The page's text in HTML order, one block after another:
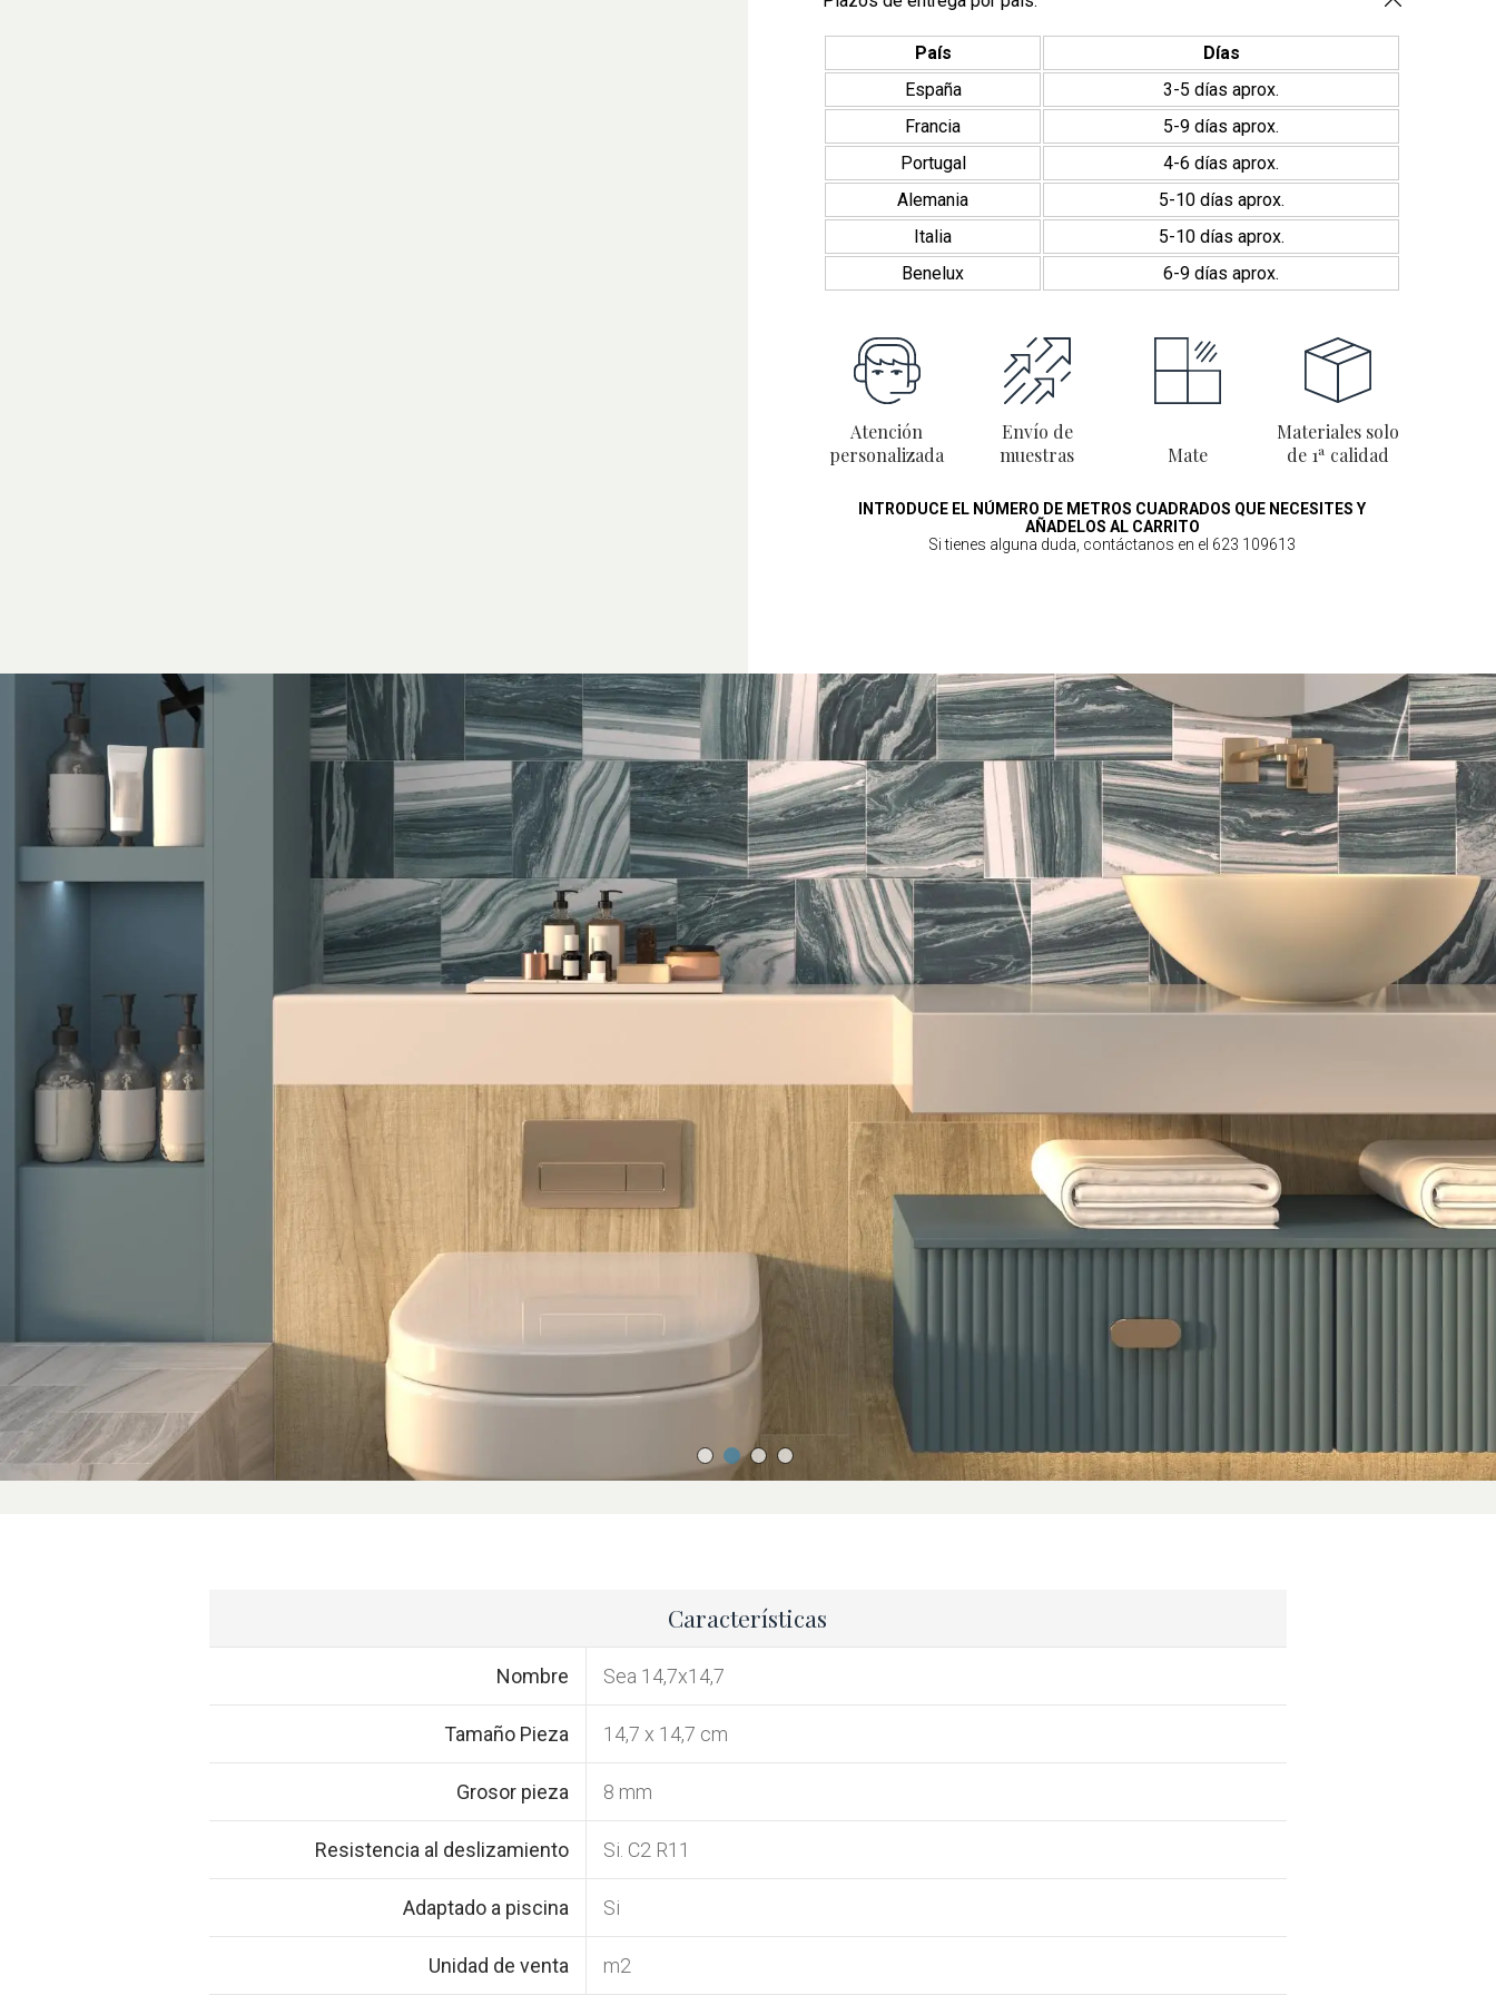
País
Días
España
3-5 días aprox.
Francia
5-9 días aprox.
Portugal
4-6 días aprox.
Alemania
5-10 días aprox.
Italia
5-10 días aprox.
Benelux
6-9 días aprox.
Atención
personalizada
Envío de
muestras
Mate
Materiales solo
de 1ª calidad
INTRODUCE EL NÚMERO DE METROS CUADRADOS QUE NECESITES Y
AÑADELOS AL CARRITO
Si tienes alguna duda, contáctanos en el 623 109613
Características
Nombre Sea 14,7x14,7
Tamaño Pieza 14,7 x 14,7 cm
Grosor pieza 8 mm
Resistencia al deslizamiento Si. C2 R11
Adaptado a piscina Si
Unidad de venta m2